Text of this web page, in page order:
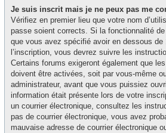
Je suis inscrit mais je ne peux pas me
Vérifiez en premier lieu que votre nom
passe soient corrects. Si la fonctionnalité
que vous avez spécifié avoir en dessous de
l’inscription, vous devrez suivre les
Certains forums exigeront également que
doivent être activées, soit par vous-même
administrateur, avant que vous puissiez
information était présente lors de votre
un courrier électronique, consultez les
pas de courrier électronique, vous avez
mauvaise adresse de courrier électronique